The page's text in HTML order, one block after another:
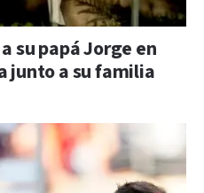
su papá Jorge en
junto a su familia